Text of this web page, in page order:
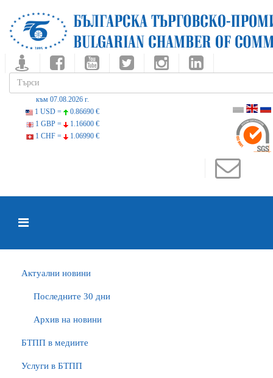
към 07.08.2026 г.
1 USD =
0.86690 €
1 GBP =
1.16600 €
1 CHF =
1.06990 €
Актуални новини
Последните 30 дни
Архив на новини
БTПП в медиите
Услуги в БТПП